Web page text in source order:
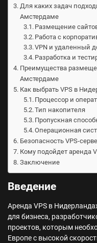
Для каких задач
Амстердаме
Размещение
Работа с
VPN и удаленный
Разработка и
Преимущества
Амстердаме
Как выбрать VPS в
Процессор и
Тип накопителя
Пропускная
Операционная
Безопасность VPS-
Кому подойдет аренда
Заключение
Введение
Аренда VPS в
для бизнеса,
проектов, которым
Европе с высокой